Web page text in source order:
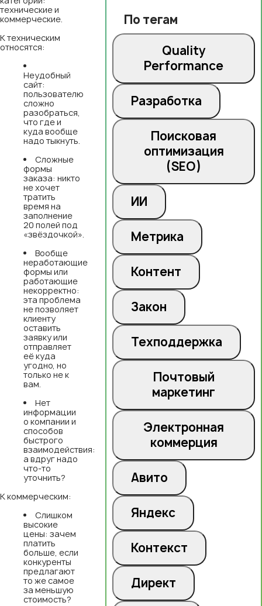
По тегам
Quality
Performance
Разработка
Поисковая
оптимизация
(SEO)
ИИ
Метрика
Контент
Закон
Техподдержка
Почтовый
маркетинг
Электронная
коммерция
Авито
Яндекс
Контекст
Директ
технические и
коммерческие.
К техническим
относятся:
Неудобный
сайт:
пользователю
сложно
разобраться,
что где и
куда вообще
надо тыкнуть.
Сложные
формы
заказа: никто
не хочет
тратить
время на
заполнение
20 полей под
«звёздочкой».
Вообще
неработающие
формы или
работающие
некорректно:
эта проблема
не позволяет
клиенту
оставить
заявку или
отправляет
её куда
угодно, но
только не к
вам.
Нет
информации
о компании и
способов
быстрого
взаимодействия:
а вдруг надо
что-то
уточнить?
К коммерческим:
Слишком
высокие
цены: зачем
платить
больше, если
конкуренты
предлагают
то же самое
за меньшую
стоимость?